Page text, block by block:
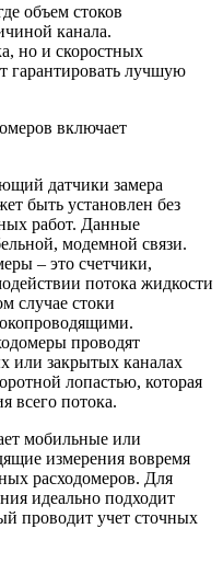
объем стоков
канала.
но и скоростных
гарантировать лучшую
включает
датчики замера
быть установлен без
работ. Данные
модемной связи.
– это счетчики,
потока жидкости
случае стоки
проводят
или закрытых каналах
лопастью, которая
всего потока.
мобильные или
измерения вовремя
расходомеров. Для
идеально подходит
проводит учет сточных